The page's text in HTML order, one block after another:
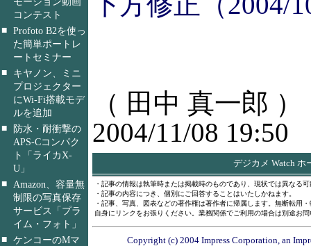
コンテスト
■ Profoto B2を使っ
た簡単ポートレ
ートセミナー
■
キヤノン、ミニ
プロジェクター
にWi-Fi搭載モデ
ルを追加
■
防水・耐衝撃の
APS-Cコンパク
ト「ライカX-
U」
■
Amazon、容量無
制限の写真保存
サービス「プラ
イム・フォト」
■ ケンコーのMマ
（ 田中 真一郎 ）
2004/11/08 19:50
デジカメ Watch ホ
・記事の情報は執筆時または掲載時のものであり、現状では異なる
・記事の内容につき、個別にご回答することはいたしかねます。
・記事、写真、図表などの著作権は著作者に帰属します。無断転用
自身にリンクをお張りください。業務関係でご利用の場合は別途お
Copyright (c) 2004 Impress Corporation, an